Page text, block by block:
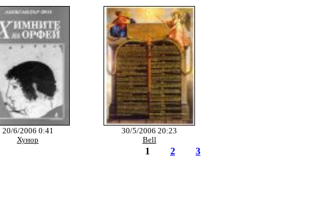
20/6/2006 0:41
Хунор
30/5/2006 20:23
Bell
1 2 3